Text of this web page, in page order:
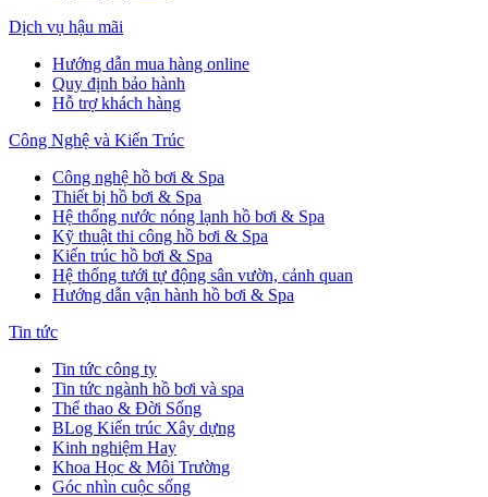
Dịch vụ hậu mãi
Hướng dẫn mua hàng online
Quy định bảo hành
Hỗ trợ khách hàng
Công Nghệ và Kiến Trúc
Công nghệ hồ bơi & Spa
Thiết bị hồ bơi & Spa
Hệ thống nước nóng lạnh hồ bơi & Spa
Kỹ thuật thi công hồ bơi & Spa
Kiến trúc hồ bơi & Spa
Hệ thống tưới tự động sân vườn, cảnh quan
Hướng dẫn vận hành hồ bơi & Spa
Tin tức
Tin tức công ty
Tin tức ngành hồ bơi và spa
Thể thao & Đời Sống
BLog Kiến trúc Xây dựng
Kinh nghiệm Hay
Khoa Học & Môi Trường
Góc nhìn cuộc sống